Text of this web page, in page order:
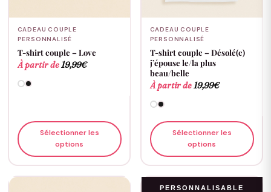
CADEAU COUPLE
PERSONNALISÉ
T-shirt couple – Love
À partir de19,99€
Sélectionner les
options
CADEAU COUPLE
PERSONNALISÉ
T-shirt couple – Désolé(e)
j’épouse le/la plus
beau/belle
À partir de19,99€
Sélectionner les
options
PERSONNALISABLE